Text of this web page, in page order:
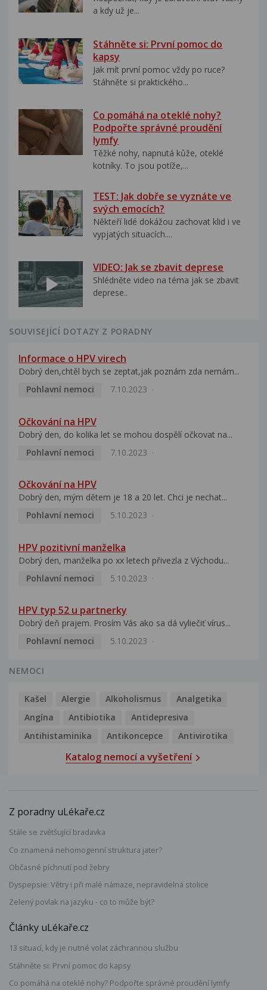
a kdy už je...
Stáhněte si: První pomoc do
kapsy
Jak mít první pomoc vždy po ruce?
Stáhněte si praktického...
Co pomáhá na oteklé nohy?
Podpořte správné proudění
lymfy
Těžké nohy, napnutá kůže, oteklé
kotníky. To jsou potíže,...
TEST: Jak dobře se vyznáte ve
svých emocích?
Někteří lidé dokážou zachovat klid i ve
vypjatých situacích....
VIDEO: Jak se zbavit deprese
Shlédněte video na téma jak se zbavit
deprese..
SOUVISEJÍCÍ DOTAZY Z PORADNY
Informace o HPV virech
Dobrý den,chtěl bych se zeptat,jak poznám zda nemám...
Pohlavní nemoci
7.10.2023
Očkování na HPV
Dobrý den, do kolika let se mohou dospělí očkovat na...
Pohlavní nemoci
7.10.2023
Očkování na HPV
Dobrý den, mým dětem je 18 a 20 let. Chci je nechat...
Pohlavní nemoci
5.10.2023
HPV pozitivní manželka
Dobrý den, manželka po xx letech přivezla z Východu...
Pohlavní nemoci
5.10.2023
HPV typ 52 u partnerky
Dobrý deň prajem. Prosím Vás ako sa dá vyliečiť vírus...
Pohlavní nemoci
5.10.2023
NEMOCI
Kašel Alergie Alkoholismus
Analgetika
Angína
Antibiotika
Antidepresiva
Antihistaminika
Antikoncepce Antivirotika
Katalog nemocí a vyšetření
Z poradny uLékaře.cz
Stále se zvětšující bradavka
Co znamená nehomogenní struktura jater?
Občasné píchnutí pod žebry
Dyspepsie: Větry i při malé námaze, nepravidelná stolice
Zelený povlak na jazyku - co to může být?
Články uLékaře.cz
13 situací, kdy je nutné volat záchrannou službu
Stáhněte si: První pomoc do kapsy
Co pomáhá na oteklé nohy? Podpořte správné proudění lymfy